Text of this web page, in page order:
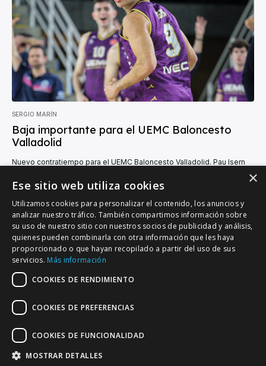
SERGIO MARÍN
Baja importante para el UEMC Baloncesto
Valladolid
Nuevo contratiempo para el UEMC Baloncesto Valladolid. Pau Isern
mano izquierda durante la...
VALLADOLID DEPORTIVO
Tu información deportiva vallisoletana
×
Ese sitio web utiliza cookies
Utilizamos cookies para personalizar el contenido, los anuncios y
analizar nuestro tráfico. También compartimos información sobre
su uso de nuestro sitio con nuestros socios de publicidad y análisis,
quienes pueden combinarla con otra información que les haya
proporcionado o que hayan recopilado a partir del uso de sus
servicios. Más información
COOKIES DE RENDIMIENTO
COOKIES DE PREFERENCIAS
COOKIES DE FUNCIONALIDAD
MOSTRAR DETALLES